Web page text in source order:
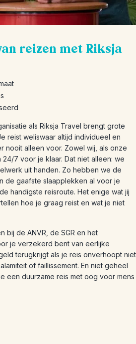
reizen met Riksja
als Riksja Travel brengt grote
reist weliswaar altijd individueel en
nooit alleen voor. Zowel wij, als onze
24/7 voor je klaar. Dat niet alleen: we
uit handen. Zo hebben we de
de gaafste slaapplekken al voor je
handigste reisroute. Het enige wat jij
hoe je graag reist en wat je niet
bij de ANVR, de SGR en het
je verzekerd bent van eerlijke
terugkrijgt als je reis onverhoopt niet
of faillissement. En niet geheel
een duurzame reis met oog voor mens